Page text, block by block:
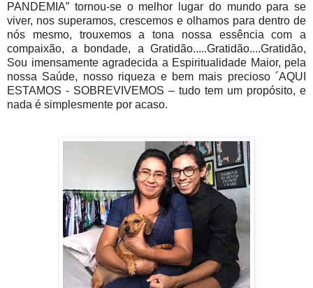
PANDEMIA” tornou-se o melhor lugar do mundo para se
viver, nos superamos, crescemos e olhamos para dentro de
nós mesmo, trouxemos a tona nossa essência com a
compaixão, a bondade, a Gratidão.....Gratidão....Gratidão,
Sou imensamente agradecida a Espiritualidade Maior, pela
nossa Saúde, nosso riqueza e bem mais precioso ´AQUI
ESTAMOS - SOBREVIVEMOS – tudo tem um propósito, e
nada é simplesmente por acaso.